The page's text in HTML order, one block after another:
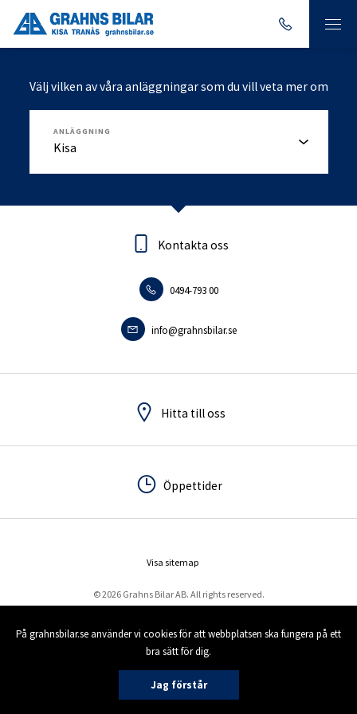
På grahnsbilar.se använder vi cookies för att webbplatsen ska fungera på ett
bra sätt för dig.
Jag förstår
Välj vilken av våra anläggningar som du vill veta mer om
ANLÄGGNING
Kontakta oss
0494-793 00
info@grahnsbilar.se
Hitta till oss
Öppettider
Kontakta oss
0140-18095
info.tranas@grahnsbilar.se
Hitta till oss
Öppettider
© 2026 Grahns Bilar AB. All rights reserved.
Visa sitemap